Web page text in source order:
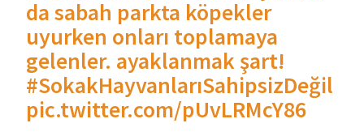
da sabah parkta köpekler
uyurken onları toplamaya
gelenler. ayaklanmak şart!
#SokakHayvanlarıSahipsizDeğil
pic.twitter.com/pUvLRMcY86